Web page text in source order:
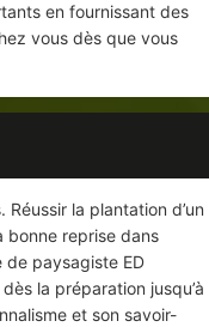
en fournissant des
vous dès que vous
la plantation d’un
bonne reprise dans
de paysagiste ED
la préparation jusqu’à
et son savoir-